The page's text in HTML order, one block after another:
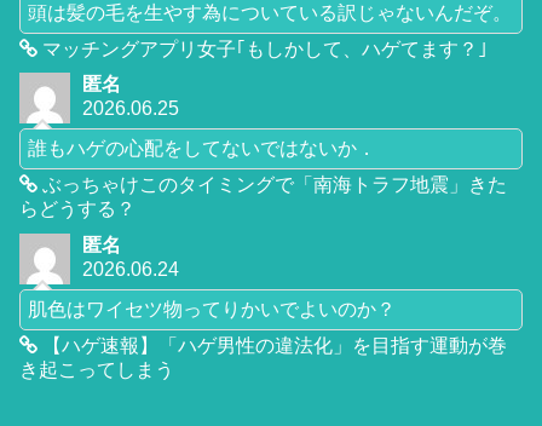
頭は髪の毛を生やす為についている訳じゃないんだぞ。
マッチングアプリ女子｢もしかして、ハゲてます？｣
匿名
2026.06.25
誰もハゲの心配をしてないではないか．
ぶっちゃけこのタイミングで「南海トラフ地震」きた
らどうする？
匿名
2026.06.24
肌色はワイセツ物ってりかいでよいのか？
【ハゲ速報】「ハゲ男性の違法化」を目指す運動が巻
き起こってしまう